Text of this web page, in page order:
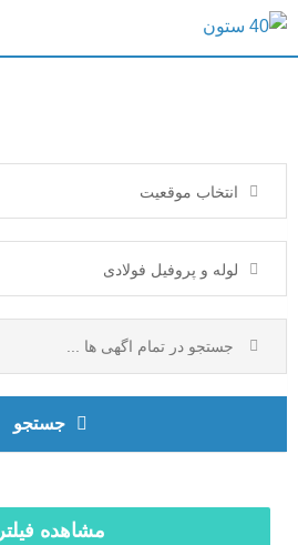
انتخاب موقعیت
لوله و پروفیل فولادی
جستجو
مشاهده فیلتر